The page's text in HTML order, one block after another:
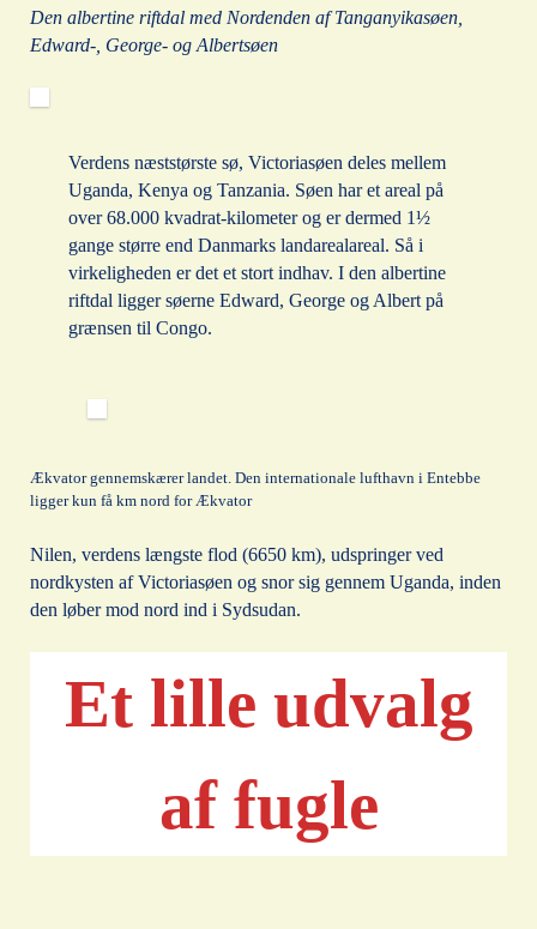
Den albertine riftdal med Nordenden af Tanganyikasøen,
Edward-, George- og Albertsøen
Verdens næststørste sø, Victoriasøen deles mellem
Uganda, Kenya og Tanzania. Søen har et areal på
over 68.000 kvadrat-kilometer og er dermed 1½
gange større end Danmarks landarealareal. Så i
virkeligheden er det et stort indhav. I den albertine
riftdal ligger søerne Edward, George og Albert på
grænsen til Congo.
Ækvator gennemskærer landet. Den internationale lufthavn i Entebbe
ligger kun få km nord for Ækvator
Nilen, verdens længste flod (6650 km), udspringer ved
nordkysten af Victoriasøen og snor sig gennem Uganda, inden
den løber mod nord ind i Sydsudan.
Et lille udvalg
af fugle